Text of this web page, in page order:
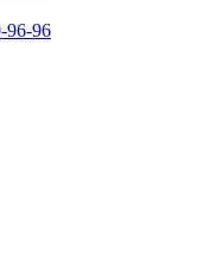
96-96